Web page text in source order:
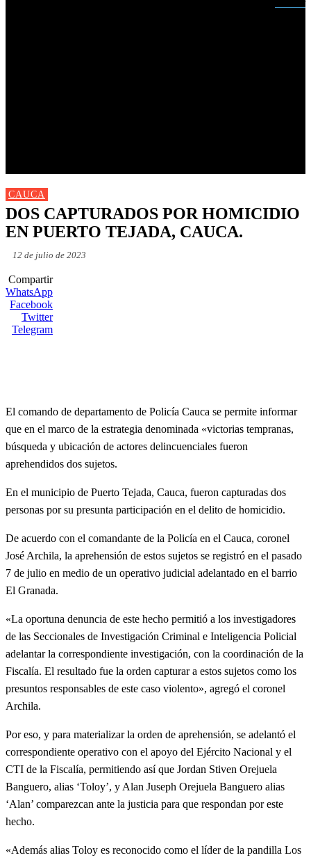
CAUCA
DOS CAPTURADOS POR HOMICIDIO
EN PUERTO TEJADA, CAUCA.
12 de julio de 2023
Compartir
WhatsApp
Facebook
Twitter
Telegram
El comando de departamento de Policía Cauca se permite informar
que en el marco de la estrategia denominada «victorias tempranas,
búsqueda y ubicación de actores delincuenciales fueron
aprehendidos dos sujetos.
En el municipio de Puerto Tejada, Cauca, fueron capturadas dos
personas por su presunta participación en el delito de homicidio.
De acuerdo con el comandante de la Policía en el Cauca, coronel
José Archila, la aprehensión de estos sujetos se registró en el pasado
7 de julio en medio de un operativo judicial adelantado en el barrio
El Granada.
«La oportuna denuncia de este hecho permitió a los investigadores
de las Seccionales de Investigación Criminal e Inteligencia Policial
adelantar la correspondiente investigación, con la coordinación de la
Fiscalía. El resultado fue la orden capturar a estos sujetos como los
presuntos responsables de este caso violento», agregó el coronel
Archila.
Por eso, y para materializar la orden de aprehensión, se adelantó el
correspondiente operativo con el apoyo del Ejército Nacional y el
CTI de la Fiscalía, permitiendo así que Jordan Stiven Orejuela
Banguero, alias ‘Toloy’, y Alan Juseph Orejuela Banguero alias
‘Alan’ comparezcan ante la justicia para que respondan por este
hecho.
«Además alias Toloy es reconocido como el líder de la pandilla Los